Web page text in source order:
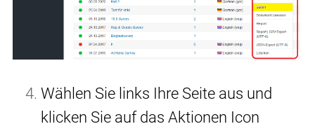
Wählen Sie links Ihre Seite aus und
klicken Sie auf das Aktionen Icon